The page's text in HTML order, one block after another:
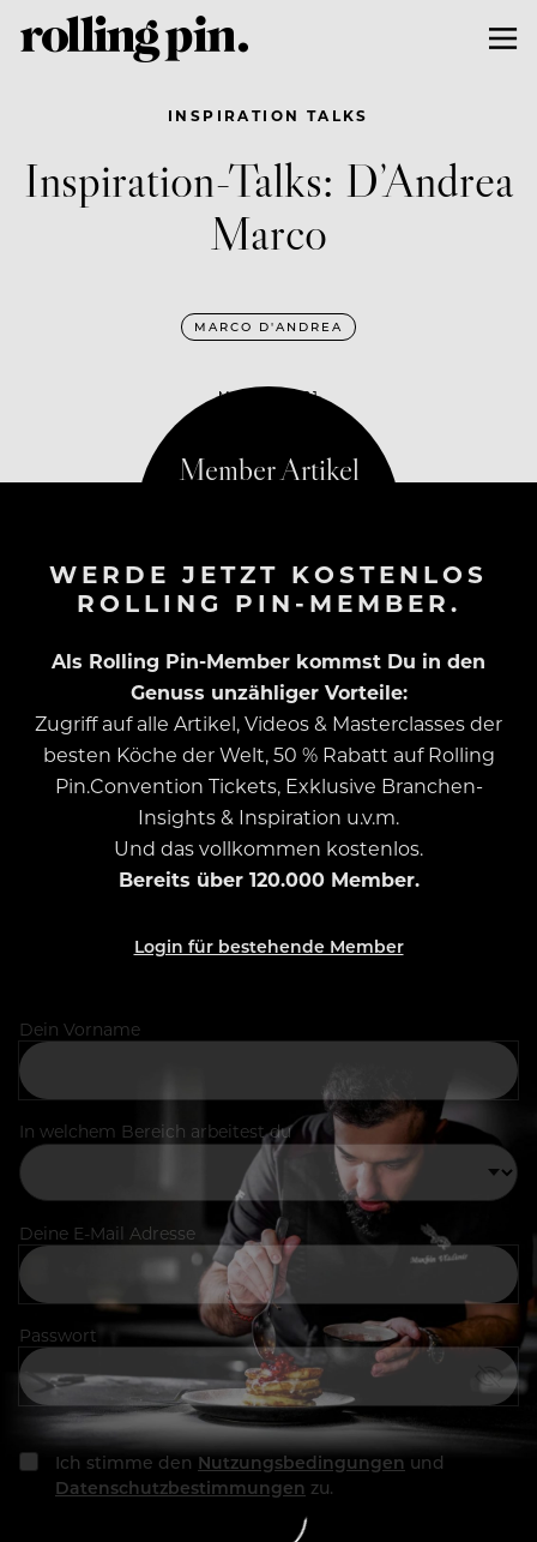
INSPIRATION TALKS
Inspiration-Talks: D’Andrea
Marco
MARCO D'ANDREA
MAI 19, 2021
WERDE JETZT KOSTENLOS
ROLLING PIN-MEMBER.
Als Rolling Pin-Member kommst Du in den
Genuss unzähliger Vorteile:
Zugriff auf alle Artikel, Videos & Masterclasses der
besten Köche der Welt, 50 % Rabatt auf Rolling
Pin.Convention Tickets, Exklusive Branchen-
Insights & Inspiration u.v.m.
Und das vollkommen kostenlos.
Bereits über 120.000 Member.
Login für bestehende Member
Dein Vorname
In welchem Bereich arbeitest du
Deine E-Mail Adresse
Passwort
Ich stimme den Nutzungsbedingungen und
Datenschutzbestimmungen zu.